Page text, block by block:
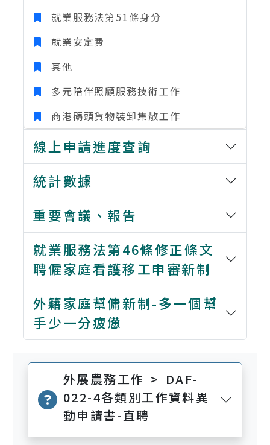
就業服務法第51條身分
就業安定費
其他
多元陪伴照顧服務技術工作
商港碼頭貨物裝卸集散工作
線上申請進度查詢
統計數據
重要會議、報告
就業服務法第46條修正條文
聘僱家庭看護移工申審新制
外籍家庭幫傭新制-多一個幫
手少一分疲憊
外展農務工作 > DAF-
022-4各類別工作資料異
動申請書-直聘